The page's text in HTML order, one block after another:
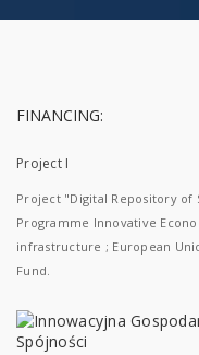
FINANCING:
Project I
Project "Digital Repository of
Programme Innovative
infrastructure ; European
Fund.